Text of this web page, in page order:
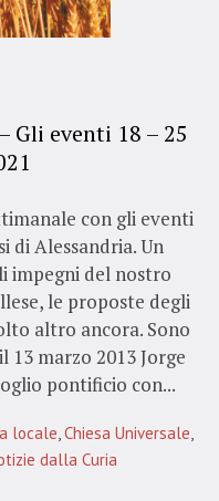
Gli eventi 18 – 25
con gli eventi
di Alessandria. Un
impegni del nostro
le proposte degli
altro ancora. Sono
13 marzo 2013 Jorge
pontificio con...
locale Chiesa Universale
dalla Curia